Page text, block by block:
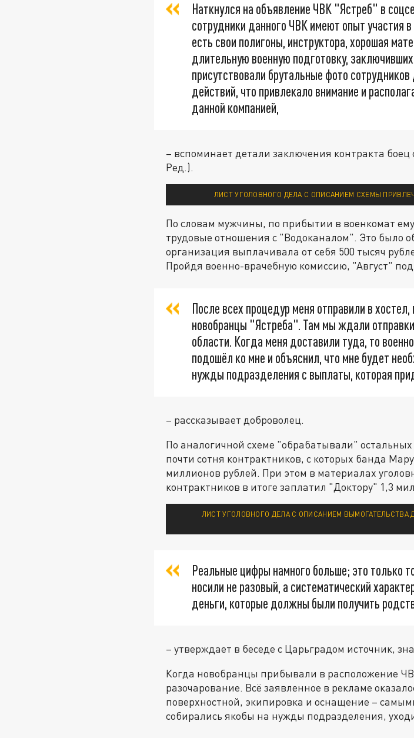
Наткнулся на объявление ЧВК "Ястреб" в
сотрудники данного ЧВК имеют опыт участия
есть свои полигоны, инструктора, хорошая
длительную военную подготовку,
присутствовали брутальные фото
действий, что привлекало внимание и
данной компанией,
– вспоминает детали заключения контракта
Ред.).
ЛИСТ УГОЛОВНОГО ДЕЛА С ОПИСАНИЕМ СХЕМЫ
По словам мужчины, по прибытии в военкомат
трудовые отношения с "Водоканалом". Это было
организация выплачивала от себя 500 тысяч
Пройдя военно-врачебную комиссию, "Август"
После всех процедур меня отправили в
новобранцы "Ястреба". Там мы ждали
области. Когда меня доставили туда, то
подошёл ко мне и объяснил, что мне будет
нужды подразделения с выплаты, которая
– рассказывает доброволец.
По аналогичной схеме "обрабатывали"
почти сотня контрактников, с которых банда
миллионов рублей. При этом в материалах
контрактников в итоге заплатил "Доктору" 1,3
ЛИСТ УГОЛОВНОГО ДЕЛА С ОПИСАНИЕМ ВЫМОГАТЕЛЬСТВА
Реальные цифры намного больше; это только
носили не разовый, а систематический
деньги, которые должны были получить
– утверждает в беседе с Царьградом источник,
Когда новобранцы прибывали в расположение
разочарование. Всё заявленное в рекламе
поверхностной, экипировка и оснащение –
собирались якобы на нужды подразделения,